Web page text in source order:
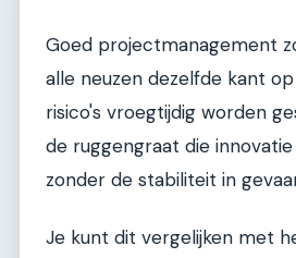
Goed projectmanagement
alle neuzen dezelfde kant
risico's vroegtijdig worden
de ruggengraat die
zonder de stabiliteit in
Je kunt dit vergelijken met